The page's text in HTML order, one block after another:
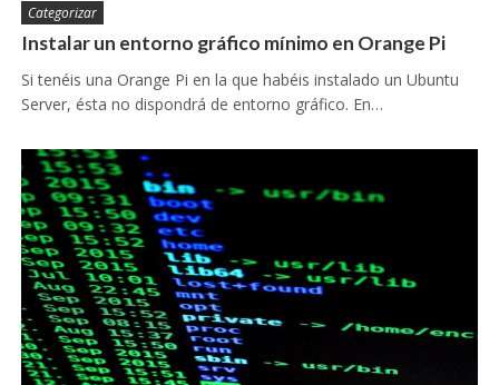
Categorizar
Instalar un entorno gráfico mínimo en Orange Pi
Si tenéis una Orange Pi en la que habéis instalado un Ubuntu
Server, ésta no dispondrá de entorno gráfico. En…